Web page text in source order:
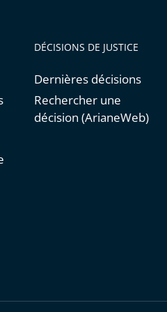
DÉCISIONS DE JUSTICE
Dernières décisions
Rechercher une
décision (ArianeWeb)